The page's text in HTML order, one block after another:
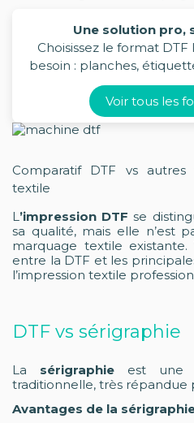
Une solution pro,
Choisissez le format
besoin : planches,
Voir tous les
Comparatif DTF vs autres
textile
L ’impression DTF se
sa qualité, mais elle n’est
marquage textile
entre la DTF et les
l’impression textile
DTF vs sérigraphie
La sérigraphie est une
traditionnelle, très répandue
Avantages de la